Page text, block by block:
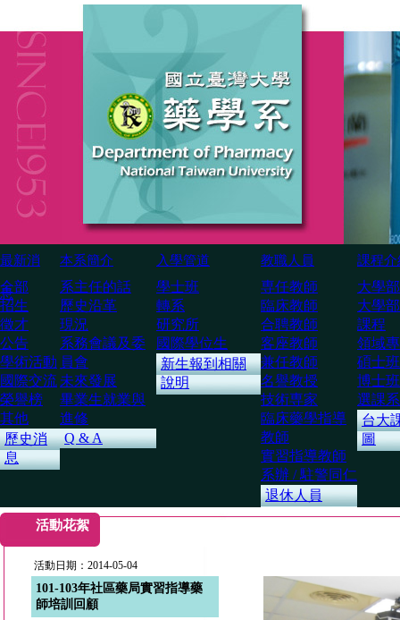
最新消
息
本系簡介 入學管道 教職人員 課程介
全部
招生
徵才
公告
學術活動
國際交流
榮譽榜
其他
歷史消
息
系主任的話
歷史沿革
現況
系務會議及委
員會
未來發展
畢業生就業與
進修
Q & A
學士班
轉系
研究所
國際學位生
新生報到相關
說明
専任教師
臨床教師
合聘教師
客座教師
兼任教師
名譽教授
技術専家
臨床藥學指導
教師
實習指導教師
系辦 / 駐警同仁
退休人員
大學部
大學
課程
領域
碩士班
博士班
選課
台大
圖
活動花絮
活動日期：2014-05-04
101-103年社區藥局實習指導藥
師培訓回顧